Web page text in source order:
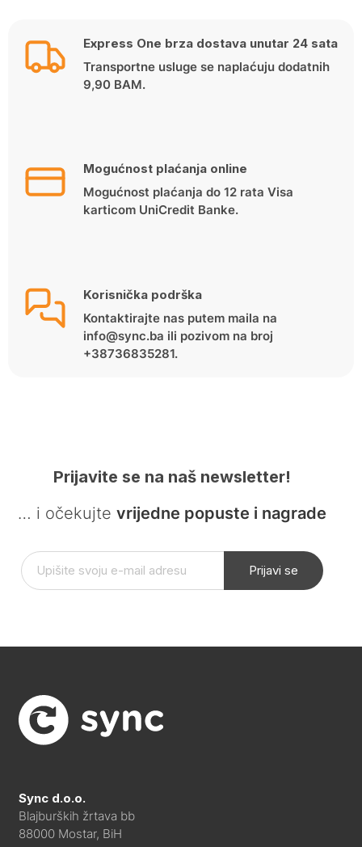
Express One brza dostava unutar 24 sata
Transportne usluge se naplaćuju dodatnih
9,90 BAM.
Mogućnost plaćanja online
Mogućnost plaćanja do 12 rata Visa
karticom UniCredit Banke.
Korisnička podrška
Kontaktirajte nas putem maila na
info@sync.ba ili pozivom na broj
+38736835281.
Prijavite se na naš newsletter!
… i očekujte vrijedne popuste i nagrade
Prijavi se
Sync d.o.o.
Blajburških žrtava bb
88000 Mostar, BiH